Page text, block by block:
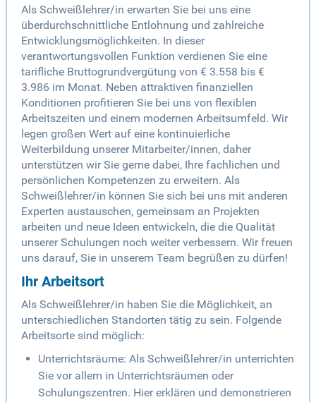
Als Schweißlehrer/in erwarten Sie bei uns eine
überdurchschnittliche Entlohnung und zahlreiche
Entwicklungsmöglichkeiten. In dieser
verantwortungsvollen Funktion verdienen Sie eine
tarifliche Bruttogrundvergütung von € 3.558 bis €
3.986 im Monat. Neben attraktiven finanziellen
Konditionen profitieren Sie bei uns von flexiblen
Arbeitszeiten und einem modernen Arbeitsumfeld. Wir
legen großen Wert auf eine kontinuierliche
Weiterbildung unserer Mitarbeiter/innen, daher
unterstützen wir Sie gerne dabei, Ihre fachlichen und
persönlichen Kompetenzen zu erweitern. Als
Schweißlehrer/in können Sie sich bei uns mit anderen
Experten austauschen, gemeinsam an Projekten
arbeiten und neue Ideen entwickeln, die die Qualität
unserer Schulungen noch weiter verbessern. Wir freuen
uns darauf, Sie in unserem Team begrüßen zu dürfen!
Ihr Arbeitsort
Als Schweißlehrer/in haben Sie die Möglichkeit, an
unterschiedlichen Standorten tätig zu sein. Folgende
Arbeitsorte sind möglich:
Unterrichtsräume: Als Schweißlehrer/in unterrichten
Sie vor allem in Unterrichtsräumen oder
Schulungszentren. Hier erklären und demonstrieren